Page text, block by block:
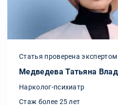
Статья проверена экспертом
Медведева Татьяна
Нарколог-психиатр
Стаж более 25 лет